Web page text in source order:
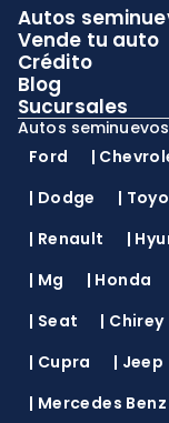
Autos
Vende tu auto
Crédito
Blog
Sucursales
Autos
Ford
|
| Dodge |
| Renault |
| Mg | Honda
| Seat | Chirey
| Cupra | Jeep
| Mercedes Benz